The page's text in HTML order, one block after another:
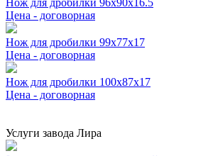
Цена - договорная
Нож для дробилки 99x77x17
Цена - договорная
Нож для дробилки 100x87x17
Цена - договорная
Услуги завода Лира